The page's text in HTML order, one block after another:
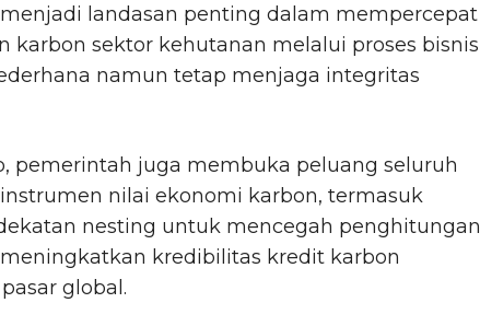
landasan penting dalam mempercepat
karbon sektor kehutanan melalui proses bisnis
namun tetap menjaga integritas
pemerintah juga membuka peluang seluruh
nilai ekonomi karbon, termasuk
nesting untuk mencegah penghitungan
kredibilitas kredit karbon
global.